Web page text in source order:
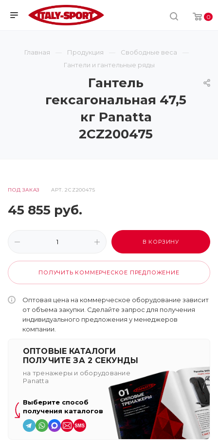
0
Главная Продукция
Свободные веса
Гантели и гантельные ряды
Гантель
гексагональная 47,5
кг Panatta
2CZ200475
ПОД ЗАКАЗ АРТ.2CZ200475
45 855 руб.
В КОРЗИНУ
ПОЛУЧИТЬ КОММЕРЧЕСКОЕ ПРЕДЛОЖЕНИЕ
Оптовая цена на коммерческое оборудование зависит
от объема закупки. Сделайте запрос для получения
индивидуального предложения у менеджеров
компании.
ОПТОВЫЕ КАТАЛОГИ
ПОЛУЧИТЕ ЗА 2 СЕКУНДЫ
на тренажеры и оборудование
Panatta
Выберите способ
получения каталогов